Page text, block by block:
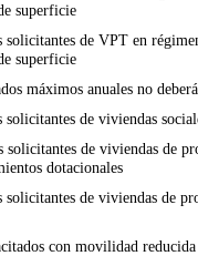
superficie
solicitantes de VPT en
superficie
máximos anuales no
de viviendas
solicitantes de viviendas de
dotacionales
solicitantes de viviendas de
con movilidad